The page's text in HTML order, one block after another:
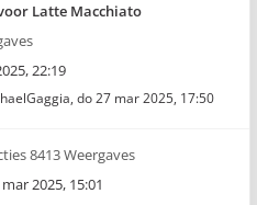
Latte Macchiato
22:19
, do 27 mar 2025, 17:50
8413 Weergaves
2025, 15:01